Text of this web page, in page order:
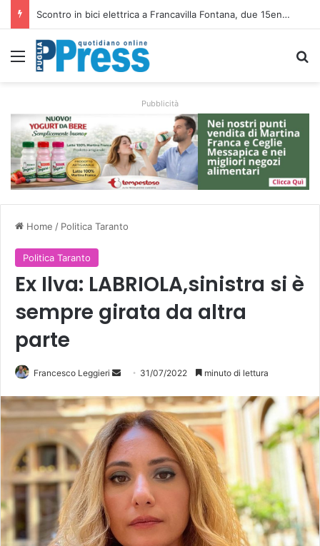
Altamura, aziende agricole donano foraggio all’allevatore colpito dall’incendio nell’Alta Murgia
Menu
Pubblicità
Home / Politica Taranto
Politica Taranto
Ex Ilva: LABRIOLA,sinistra si è
sempre girata da altra
parte
Francesco Leggieri
v
i
a
u
n
'
m
31/07/2022 minuto di lettura